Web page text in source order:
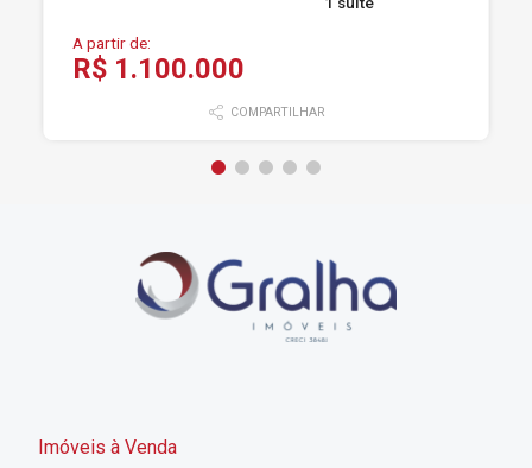
A partir de:
R$ 1.100.000
COMPARTILHAR
Imóveis à Venda